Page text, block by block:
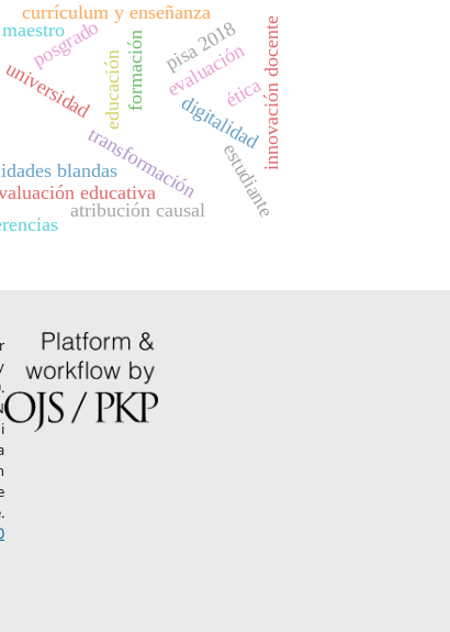
transformación
digitalidad
educación
universidad
blandas
educativa
innovación docente
evaluación
pisa 2018
posgrado
ética
estudiante
maestro formación
currículum y enseñanza
atribución causal